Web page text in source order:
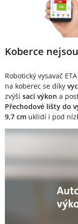
Koberce
Robotický vysavač
na koberec se díky
zvýší sací výkon a
Přechodové lišty do
9,7 cm uklidí i pod